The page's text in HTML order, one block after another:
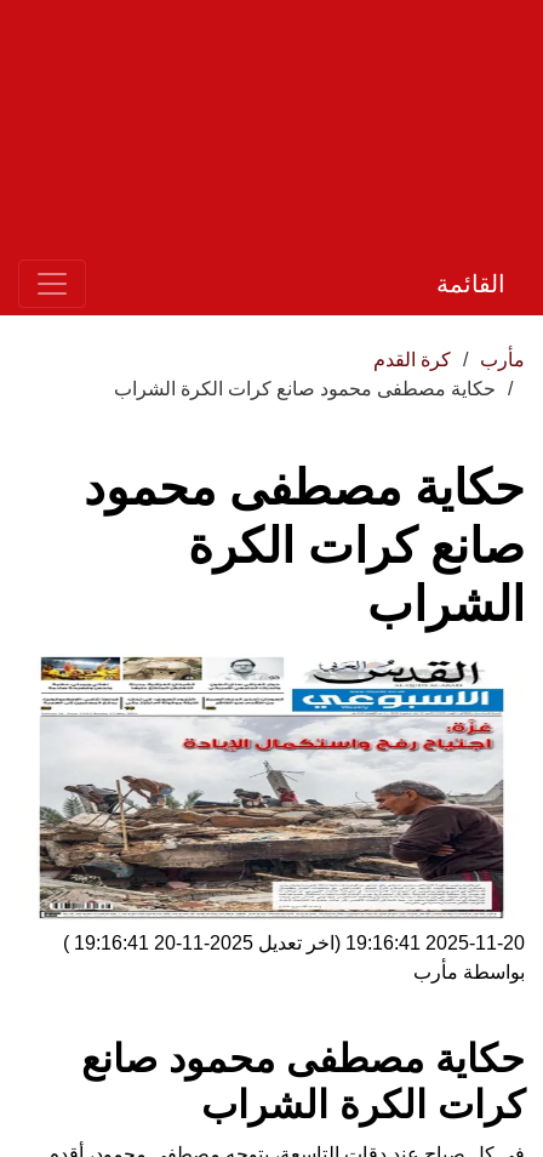
القائمة
مأرب
كرة القدم
حكاية مصطفى محمود صانع كرات الكرة الشراب
حكاية مصطفى محمود
صانع كرات الكرة
الشراب
2025-11-20 19:16:41 (اخر تعديل 2025-11-20 19:16:41
)
بواسطة مأرب
حكاية مصطفى محمود صانع
كرات الكرة الشراب